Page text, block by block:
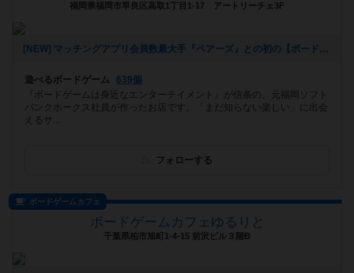
福岡県福岡市早良区高取1丁目1-17 アートリーチェ3F
[NEW] マッチングアプリ会員数最大手『ペアーズ』との初の【ボードゲームマッチングイベント】開催決定‼️（2026年01月06日 16時43分）
遊べるボードゲーム
639個
『ボードゲームは身近なエンターテイメント』が信条の、元福岡ソフト
バンクホークス社員が作ったお店です。「まだ知らない楽しい」に出会
えるサ...
フォローする
ボードゲームカフェ
ボードゲームカフェゆるりと
千葉県柏市旭町1-4-15 前沢ビル３階B